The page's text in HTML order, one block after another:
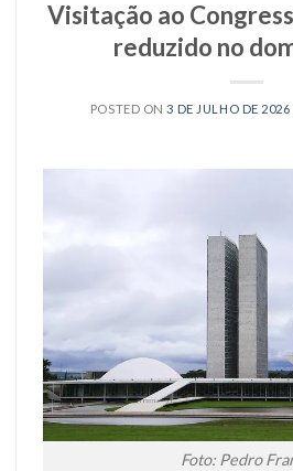
Visitação ao
reduzido no
POSTED ON3 DE JULHO DE 2026
Foto: Pedro